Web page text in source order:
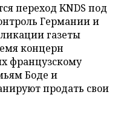
переход KNDS под
Германии и
газеты
концерн
французскому
Боде и
продать свои